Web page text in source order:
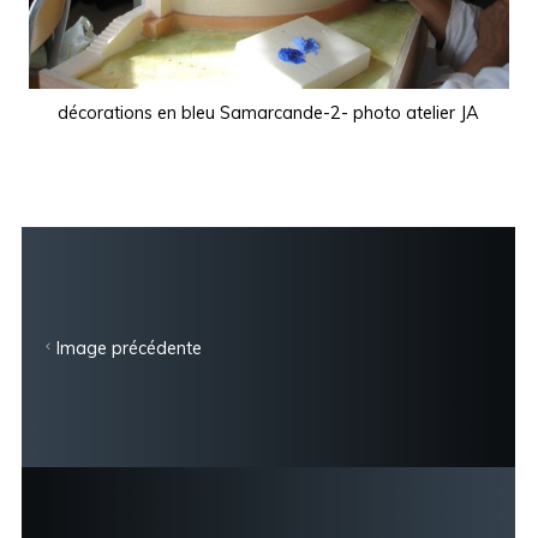
décorations en bleu Samarcande-2- photo atelier JA
Image précédente